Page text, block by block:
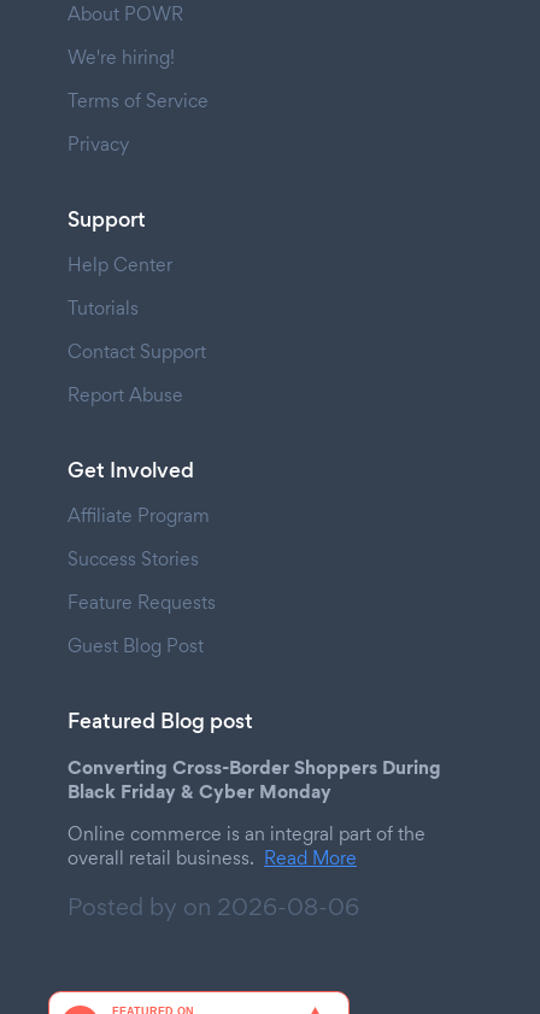
About POWR
We're hiring!
Terms of Service
Privacy
Support
Help Center
Tutorials
Contact Support
Report Abuse
Get Involved
Affiliate Program
Success Stories
Feature Requests
Guest Blog Post
Featured Blog post
Converting Cross-Border Shoppers During
Black Friday & Cyber Monday
Online commerce is an integral part of the
overall retail business. Read More
Posted by on 2026-08-06